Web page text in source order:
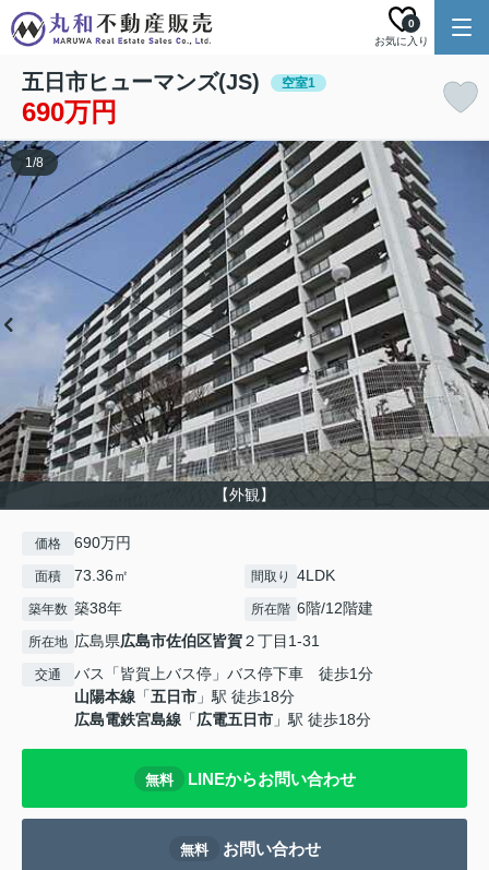
お気に入り
0
五日市ヒューマンズ(JS) 空室1
690万円
【外観】
1/8
価格 690万円
面積 73.36㎡ 間取り 4LDK
築年数 築38年 所在階 6階/12階建
所在地 広島県広島市佐伯区皆賀２丁目1-31
交通
バス「皆賀上バス停」バス停下車 徒歩1分
山陽本線 「五日市 」駅 徒歩18分
広島電鉄宮島線 「広電五日市 」駅 徒歩18分
無料 LINEからお問い合わせ
無料 お問い合わせ